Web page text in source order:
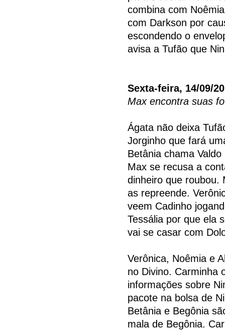
combina com
com Darkson por
escondendo o
avisa a Tufão que
Sexta-feira, 14/09/
Max encontra suas
Ágata não deixa
Jorginho que fará
Betânia chama
Max se recusa a
dinheiro que roubou.
as repreende.
veem Cadinho
Tessália por que ela
vai se casar com
Verônica, Noêmia e
no Divino. Carminha
informações sobre
pacote na bolsa de
Betânia e Begônia
mala de Begônia.